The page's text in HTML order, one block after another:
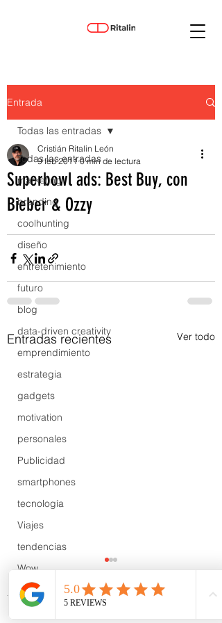
Entrada
Todas las entradas
marketing
branding
coolhunting
diseño
entretenimiento
futuro
blog
data-driven creativity
emprendimiento
estrategia
gadgets
motivation
personales
Publicidad
smartphones
tecnología
Viajes
tendencias
Wow
B2B
Showcase
Todas las entradas
Superbowl ads: Best Buy, con
Bieber & Ozzy
Cristián Ritalin León
9 feb 2011 0 min de lectura
Entradas recientes Ver todo